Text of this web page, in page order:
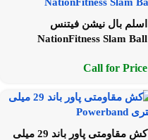
اسلم بال نیشن فیتنس
NationFitness Slam Ball
Call for Price
کش مقاومتی پاور باند 29 میلی